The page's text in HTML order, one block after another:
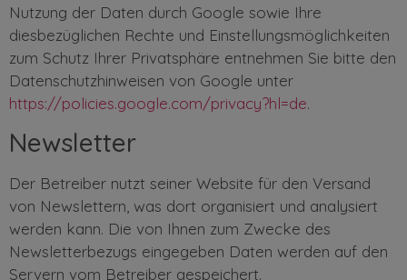
Nutzung der Daten durch Google sowie Ihre
diesbezüglichen Rechte und Einstellungsmöglichkeiten
zum Schutz Ihrer Privatsphäre entnehmen Sie bitte den
Datenschutzhinweisen von Google unter
https://policies.google.com/privacy?hl=de.
Newsletter
Der Betreiber nutzt seiner Website für den Versand
von Newslettern, was dort organisiert und analysiert
werden kann. Die von Ihnen zum Zwecke des
Newsletterbezugs eingegeben Daten werden auf den
Servern vom Betreiber gespeichert.